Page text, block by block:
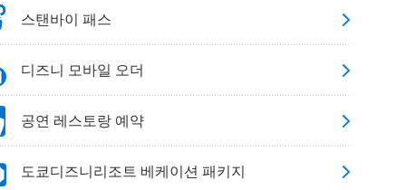
스탠바이 패스
디즈니 모바일 오더
공연 레스토랑 예약
도쿄디즈니리조트 베케이션 패키지